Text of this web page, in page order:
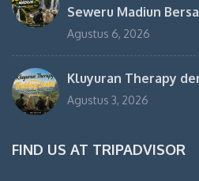
Seweru Madiun
Agustus 6, 2026
Kluyuran Therapy
Agustus 3, 2026
FIND US AT TRIPADVISOR